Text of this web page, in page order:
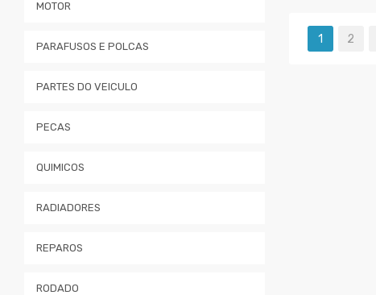
MOTOR
PARAFUSOS E POLCAS
PARTES DO VEICULO
PECAS
QUIMICOS
RADIADORES
REPAROS
RODADO
1 2